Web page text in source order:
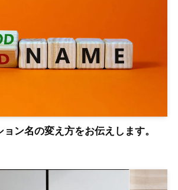
ン名の変え方をお伝えします。